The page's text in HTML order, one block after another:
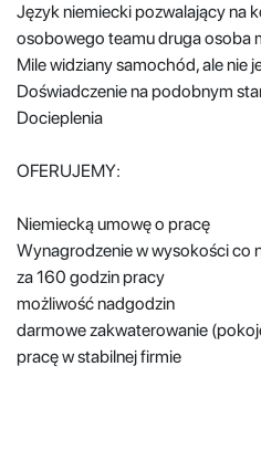
Język niemiecki pozwalający na
osobowego teamu druga osoba
Mile widziany samochód, ale nie
Doświadczenie na podobnym
Docieplenia
OFERUJEMY:
Niemiecką umowę o pracę
Wynagrodzenie w wysokości co
za 160 godzin pracy
możliwość nadgodzin
darmowe zakwaterowanie
pracę w stabilnej firmie